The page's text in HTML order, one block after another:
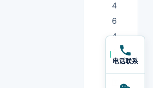
4
6
4
和
电话联系